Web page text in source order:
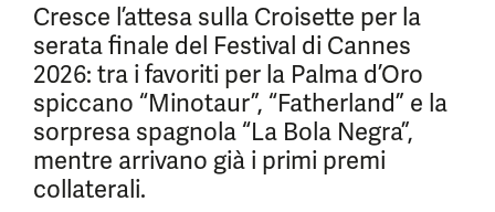
Cresce l’attesa sulla Croisette per la
serata finale del Festival di Cannes
2026: tra i favoriti per la Palma d’Oro
spiccano “Minotaur”, “Fatherland” e la
sorpresa spagnola “La Bola Negra”,
mentre arrivano già i primi premi
collaterali.